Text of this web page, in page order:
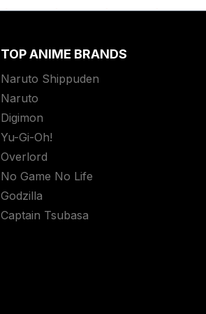
TOP ANIME BRANDS
Naruto Shippuden
Naruto
Digimon
Yu-Gi-Oh!
Overlord
No Game No Life
Godzilla
Captain Tsubasa